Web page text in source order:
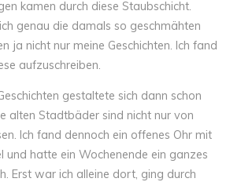
kamen durch diese Staubschicht.
genau die damals so geschmähten
ja nicht nur meine Geschichten. Ich fand
aufzuschreiben.
gestaltete sich dann schon
alten Stadtbäder sind nicht nur von
Ich fand dennoch ein offenes Ohr mit
und hatte ein Wochenende ein ganzes
Erst war ich alleine dort, ging durch